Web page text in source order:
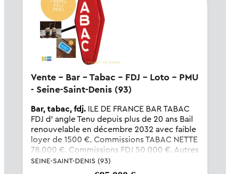
Vente - Bar - Tabac - FDJ - Loto - PMU
- Seine-Saint-Denis (93)
Bar, tabac, fdj.ILE DE FRANCE BAR TABAC
FDJ d' angle Tenu depuis plus de 20 ans Bail
renouvelable en décembre 2032 avec faible
loyer de 1500 €. Commissions TABAC NETTE
78.000 €. Commissions FDJ 50 000 €. Autres
Commissions 24 000 €. Commissions PMU
SEINE-SAINT-DENIS (93)